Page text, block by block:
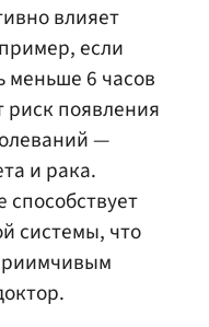
влияет
если
меньше 6 часов
риск появления
—
и рака.
системы, что